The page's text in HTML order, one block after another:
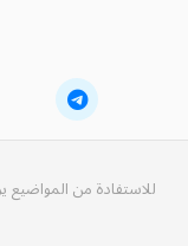
للاستفادة من